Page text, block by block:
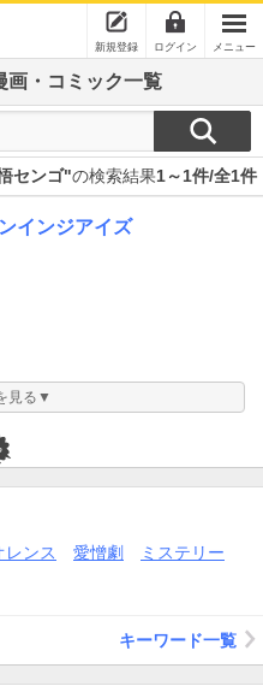
新規登録 ログイン メニュー
画・コミック一覧
センゴ"の検索結果1～1件/全1件
インジアイズ
見る▼
レンス 愛憎劇
ミステリー
キーワード一覧